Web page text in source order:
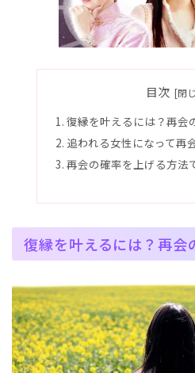
目次
復縁を叶えるには？再会
追われる女性になって再
再会の確率を上げる方法
復縁を叶えるには？再会